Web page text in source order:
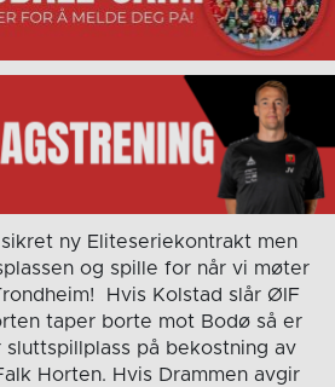
ny Eliteseriekontrakt men
og spille for når vi møter
Hvis Kolstad slår ØIF
taper borte mot Bodø så er
på bekostning av
Horten. Hvis Drammen avgir